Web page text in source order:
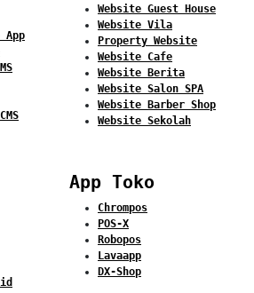
App
Website Guest House
Website Vila
Property Website
Website Cafe
Website Berita
Website Salon SPA
Website Barber Shop
Website Sekolah
App Toko
Chrompos
POS-X
Robopos
Lavaapp
DX-Shop